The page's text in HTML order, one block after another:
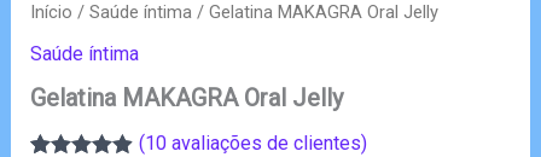
Início / Saúde íntima/ Gelatina MAKAGRA Oral Jelly
Saúde íntima
Gelatina MAKAGRA Oral Jelly
(10 avaliações de clientes)